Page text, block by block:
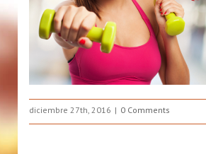
diciembre 27th, 2016 0 Comments